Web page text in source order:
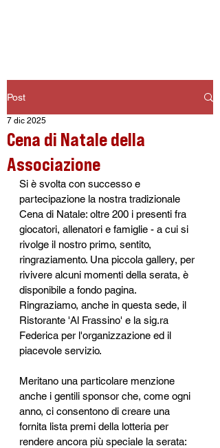
Post
Cena di Natale della
Associazione
7 dic 2025
Si è svolta con successo e
partecipazione la nostra tradizionale
Cena di Natale: oltre 200 i presenti fra
giocatori, allenatori e famiglie - a cui si
rivolge il nostro primo, sentito,
ringraziamento. Una piccola gallery, per
rivivere alcuni momenti della serata, è
disponibile a fondo pagina.
Ringraziamo, anche in questa sede, il
Ristorante 'Al Frassino' e la sig.ra
Federica per l'organizzazione ed il
piacevole servizio.
Meritano una particolare menzione
anche i gentili sponsor che, come ogni
anno, ci consentono di creare una
fornita lista premi della lotteria per
rendere ancora più speciale la serata: